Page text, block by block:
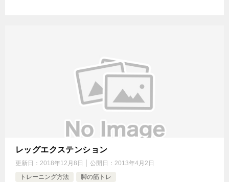
レッグエクステンション
更新日： 2018年12月8日 公開日： 2013年4月2日
トレーニング方法
脚の筋トレ